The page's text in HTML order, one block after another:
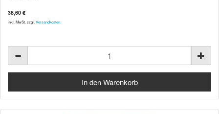
38,60 €
inkl. MwSt. zzgl. Versandkosten